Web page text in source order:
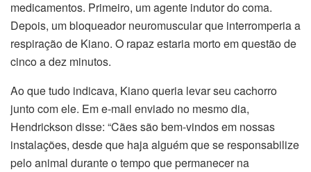
medicamentos. Primeiro, um agente indutor do coma.
Depois, um bloqueador neuromuscular que interromperia a
respiração de Kiano. O rapaz estaria morto em questão de
cinco a dez minutos.
Ao que tudo indicava, Kiano queria levar seu cachorro
junto com ele. Em e-mail enviado no mesmo dia,
Hendrickson disse: “Cães são bem-vindos em nossas
instalações, desde que haja alguém que se responsabilize
pelo animal durante o tempo que permanecer na